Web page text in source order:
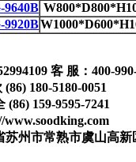
9640B
9920B
客 服：400-
180-5180-0051
(86) 159-9595-7241
www.soodking.com
苏州市常熟市虞山高新